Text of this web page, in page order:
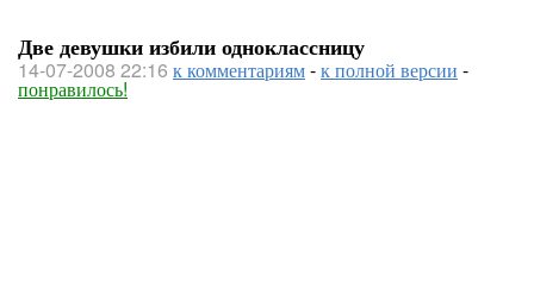
Две девушки избили одноклассницу
14-07-2008 22:16 к комментариям-к полной версии -
понравилось!